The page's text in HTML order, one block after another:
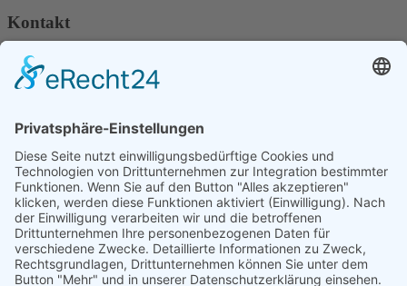
Kontakt
Kontaktformular
Anzeige muss JavaScript eingeschaltet sein.
Service
Newsletter
Sitemap
Rechtliches